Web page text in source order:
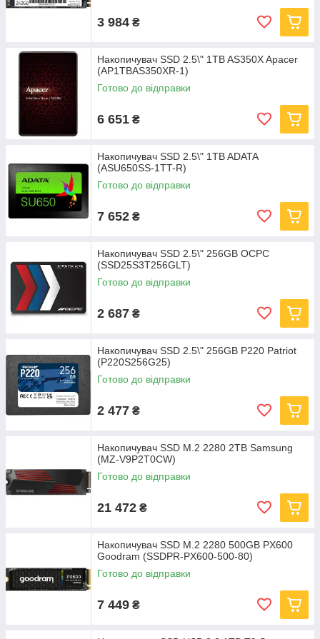
3 984 ₴
Накопичувач SSD 2.5\" 1TB AS350X Apacer
(AP1TBAS350XR-1)
Готово до відправки
6 651 ₴
Накопичувач SSD 2.5\" 1TB ADATA
(ASU650SS-1TT-R)
Готово до відправки
7 652 ₴
Накопичувач SSD 2.5\" 256GB OCPC
(SSD25S3T256GLT)
Готово до відправки
2 687 ₴
Накопичувач SSD 2.5\" 256GB P220 Patriot
(P220S256G25)
Готово до відправки
2 477 ₴
Накопичувач SSD M.2 2280 2TB Samsung
(MZ-V9P2T0CW)
Готово до відправки
21 472 ₴
Накопичувач SSD M.2 2280 500GB PX600
Goodram (SSDPR-PX600-500-80)
Готово до відправки
7 449 ₴